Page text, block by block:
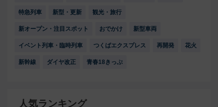
特急列車 新型・更新 観光・旅行
新オープン・注目スポット おでかけ 新型車両
イベント列車・臨時列車 つくばエクスプレス 再開発 花火
新幹線 ダイヤ改正 青春18きっぷ
人気ランキング